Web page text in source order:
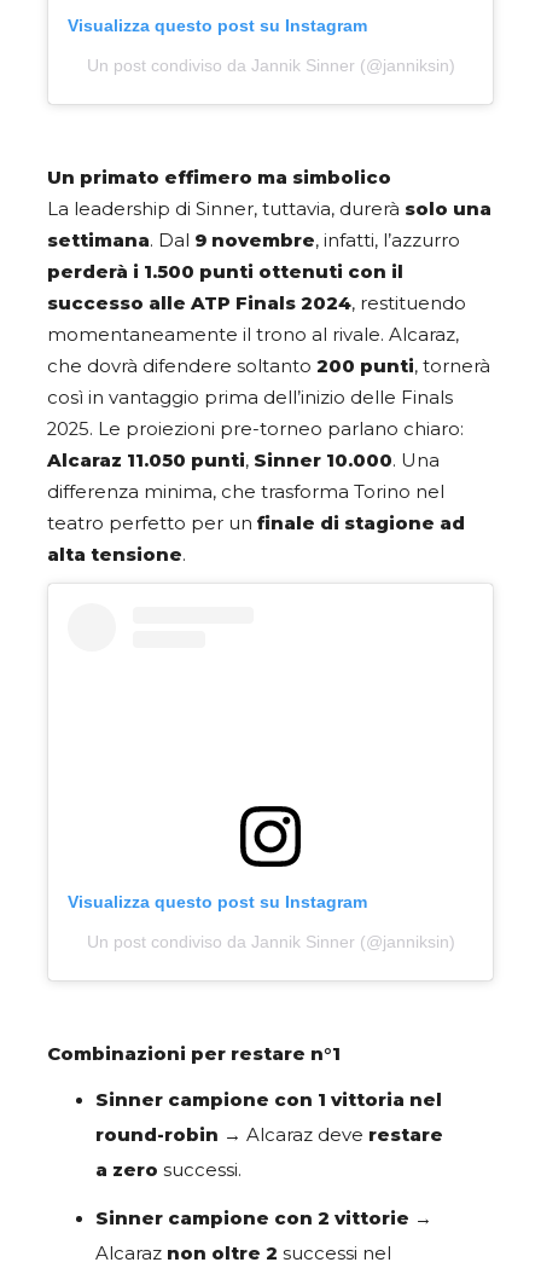
Visualizza questo post su Instagram
Un post condiviso da Jannik Sinner (@janniksin)
Un primato effimero ma simbolico
La leadership di Sinner, tuttavia, durerà solo una
settimana. Dal 9 novembre, infatti, l’azzurro
perderà i 1.500 punti ottenuti con il
successo alle ATP Finals 2024, restituendo
momentaneamente il trono al rivale. Alcaraz,
che dovrà difendere soltanto 200 punti, tornerà
così in vantaggio prima dell’inizio delle Finals
2025. Le proiezioni pre-torneo parlano chiaro:
Alcaraz 11.050 punti, Sinner 10.000. Una
differenza minima, che trasforma Torino nel
teatro perfetto per un finale di stagione ad
alta tensione.
Visualizza questo post su Instagram
Un post condiviso da Jannik Sinner (@janniksin)
Combinazioni per restare n°1
Sinner campione con 1 vittoria nel
round-robin → Alcaraz deve restare
a zero successi.
Sinner campione con 2 vittorie →
Alcaraz non oltre 2 successi nel